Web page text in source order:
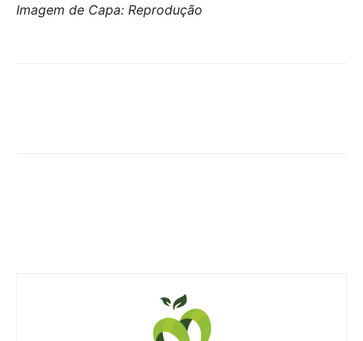
Imagem de Capa: Reprodução